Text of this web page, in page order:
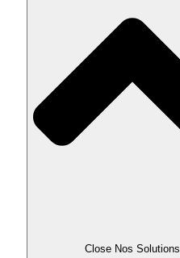
Close Nos Solutions